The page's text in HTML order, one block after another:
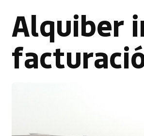
Alquiber